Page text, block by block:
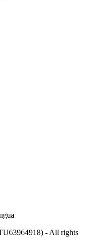
- All rights